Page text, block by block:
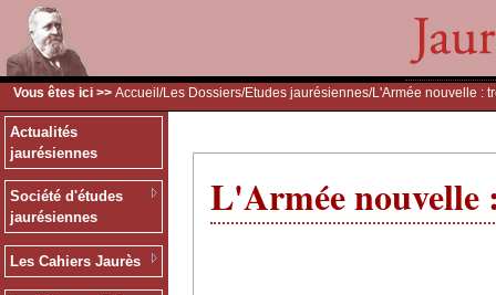
Vous êtes ici >> Accueil /Les Dossiers/Etudes jaurésiennes/L'Armée nouvelle :
Actualités
jaurésiennes
Société d'études
jaurésiennes
Les Cahiers Jaurès
L'Armée